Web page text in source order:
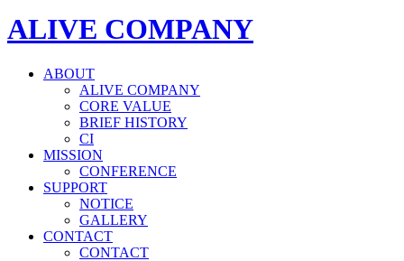
ALIVE COMPANY
ABOUT
ALIVE COMPANY
CORE VALUE
BRIEF HISTORY
CI
MISSION
CONFERENCE
SUPPORT
NOTICE
GALLERY
CONTACT
CONTACT